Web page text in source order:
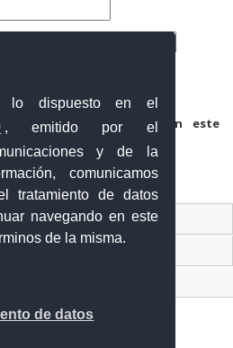
lo dispuesto en el
, emitido por el
y de la
comunicamos
tratamiento de datos
navegando en este
de la misma.
de datos
electrónico y web en este
vez que comente.
Ciudadano Digital